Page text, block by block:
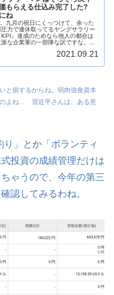
もらえる仕込み完了した?
ね
九月の祝日にくっつけて、余った
力で連休取ってるヤングサラリー
』達成のためなら他人の都合は
な企業軍の一部隊な訳ですな。...
2021.09.21
と損するからね。弱肉強食資本
のよね… 習近平さんは、ある意
り」とか「ボランティ
投資の成績管理だけは
ゃうので、今年の第三
認してみるわね。